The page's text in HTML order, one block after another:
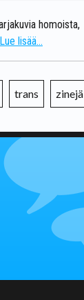
homoista,
Lue lisää...
trans zinejä